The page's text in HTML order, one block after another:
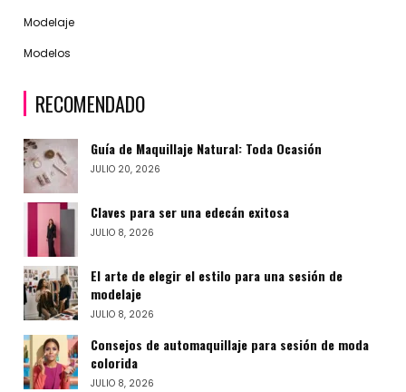
Modelaje
Modelos
RECOMENDADO
Guía de Maquillaje Natural: Toda Ocasión
JULIO 20, 2026
Claves para ser una edecán exitosa
JULIO 8, 2026
El arte de elegir el estilo para una sesión de
modelaje
JULIO 8, 2026
Consejos de automaquillaje para sesión de moda
colorida
JULIO 8, 2026